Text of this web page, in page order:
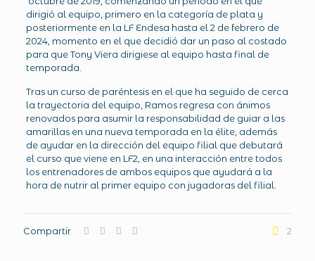
dirigió al equipo, primero en la categoría de plata y
posteriormente en la LF Endesa hasta el 2 de febrero de
2024, momento en el que decidió dar un paso al costado
para que Tony Viera dirigiese al equipo hasta final de
temporada.
Tras un curso de paréntesis en el que ha seguido de cerca
la trayectoria del equipo, Ramos regresa con ánimos
renovados para asumir la responsabilidad de guiar a las
amarillas en una nueva temporada en la élite, además
de ayudar en la dirección del equipo filial que debutará
el curso que viene en LF2, en una interacción entre todos
los entrenadores de ambos equipos que ayudará a la
hora de nutrir al primer equipo con jugadoras del filial.
Compartir 2